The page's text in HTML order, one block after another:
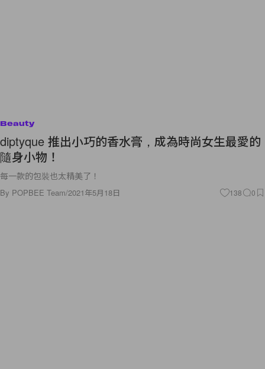
Beauty
diptyque 推出小巧的香水膏，成為時尚女生最愛的
隨身小物！
每一款的包裝也太精美了！
By POPBEE Team/2021年5月18日 138 0